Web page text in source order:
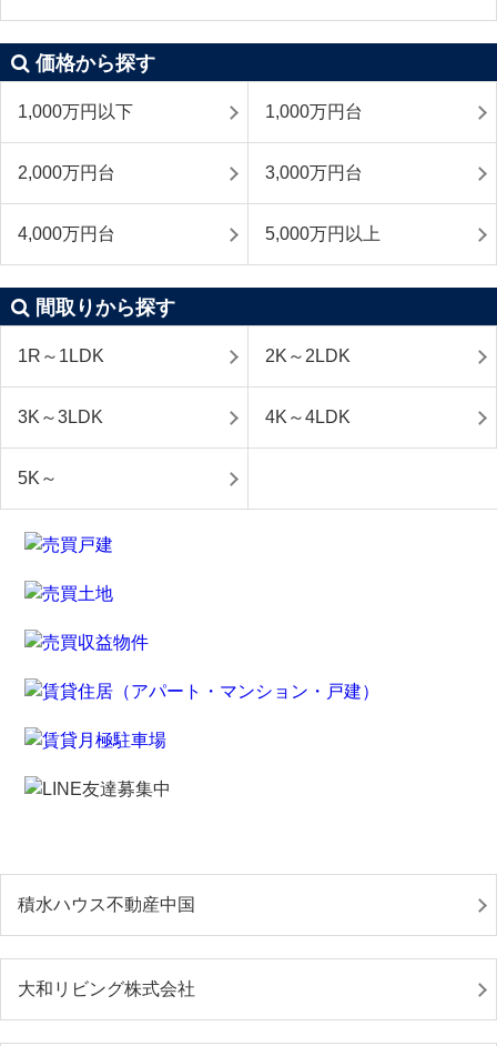
価格から探す
1,000万円以下 1,000万円台
2,000万円台 3,000万円台
4,000万円台 5,000万円以上
間取りから探す
1R～1LDK 2K～2LDK
3K～3LDK 4K～4LDK
5K～
積水ハウス不動産中国
大和リビング株式会社